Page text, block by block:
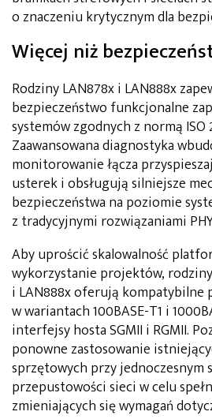
o znaczeniu krytycznym dla
Więcej niż
Rodziny LAN878x i LAN888x
bezpieczeństwo funkcjonalne
systemów zgodnych z normą ISO
Zaawansowana diagnostyka
monitorowanie łącza
usterek i obsługują silniejsze
bezpieczeństwa na poziomie
z tradycyjnymi rozwiązaniami
Aby uprościć skalowalność
wykorzystanie projektów,
i LAN888x oferują kompatybilne
w wariantach 100BASE-T1 i
interfejsy hosta SGMII i RGMII.
ponowne zastosowanie
sprzętowych przy jednoczesnym
przepustowości sieci w celu
zmieniających się wymagań